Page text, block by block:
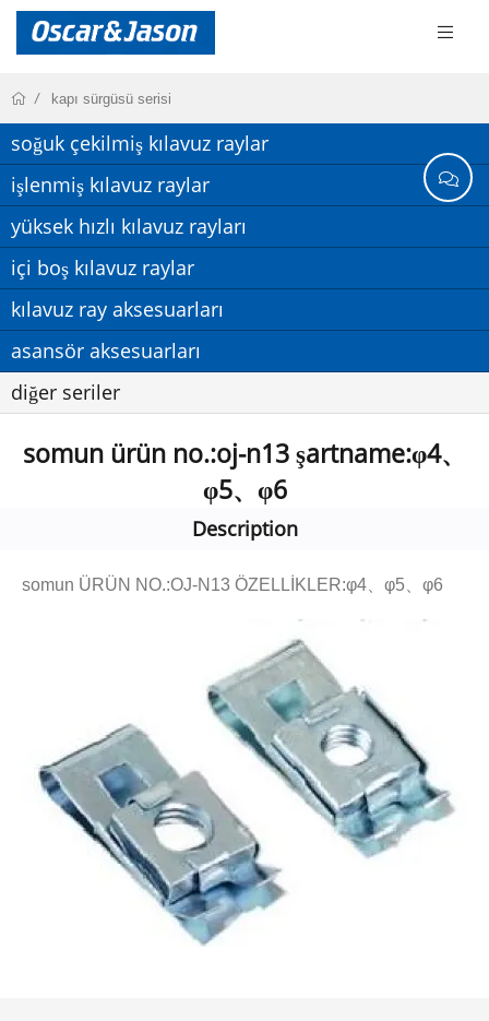
kapı sürgüsü serisi
soğuk çekilmiş kılavuz raylar
işlenmiş kılavuz raylar
yüksek hızlı kılavuz rayları
içi boş kılavuz raylar
kılavuz ray aksesuarları
asansör aksesuarları
diğer seriler
somun ürün no.:oj-n13 şartname:φ4、
φ5、φ6
Description
somun ÜRÜN NO.:OJ-N13 ÖZELLİKLER:φ4、φ5、φ6